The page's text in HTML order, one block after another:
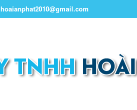
hoaianphat2010@gmail.com